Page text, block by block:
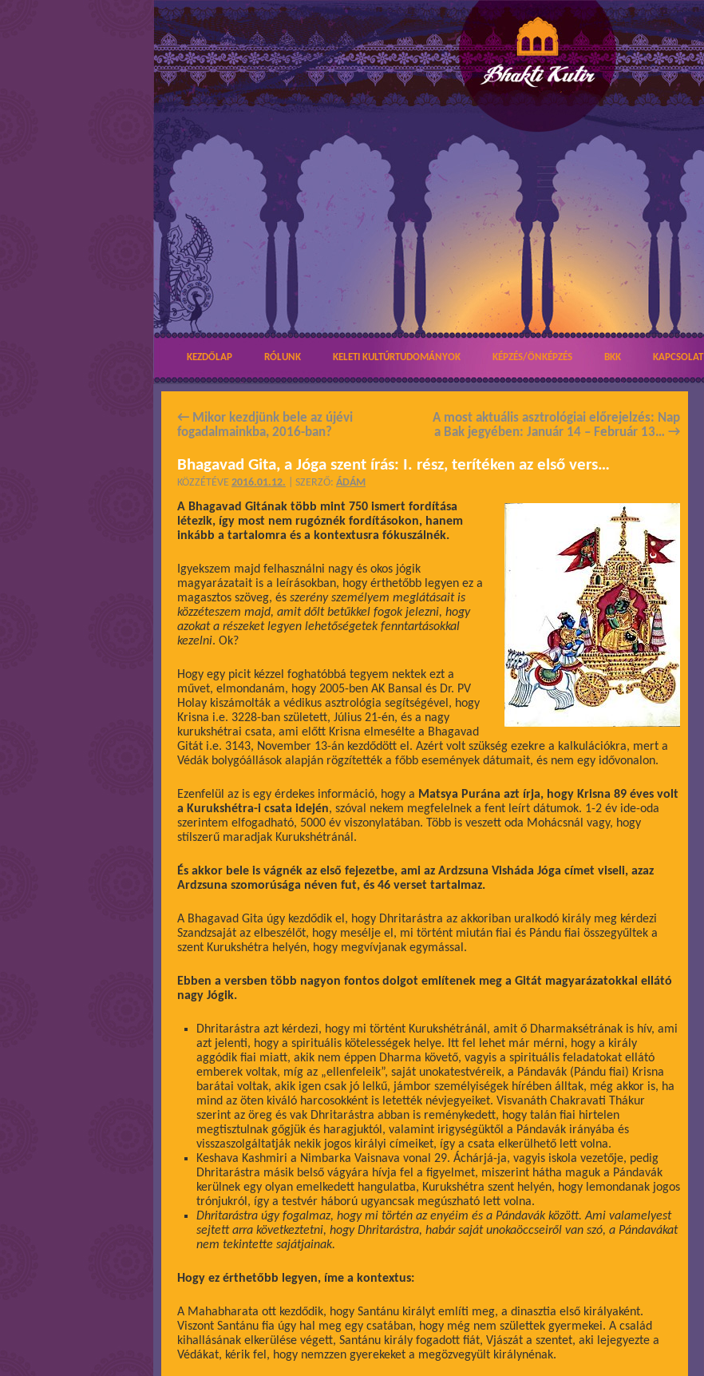
KEZDŐLAP RÓLUNK KELETI KULTÚRTUDOMÁNYOK KÉPZÉS/ÖNKÉPZÉS BKK KAPCSOLAT
← Mikor kezdjünk bele az újévi
fogadalmainkba, 2016-ban?
A most aktuális asztrológiai előrejelzés: Nap
a Bak jegyében: Január 14 – Február 13… →
Bhagavad Gita, a Jóga szent írás: I. rész, terítéken az első vers…
KÖZZÉTÉVE 2016.01.12. SZERZŐ: ÁDÁM
A Bhagavad Gitának több mint 750 ismert fordítása
létezik, így most nem rugóznék fordításokon, hanem
inkább a tartalomra és a kontextusra fókuszálnék.
Igyekszem majd felhasználni nagy és okos jógik
magyarázatait is a leírásokban, hogy érthetőbb legyen ez a
magasztos szöveg, és szerény személyem meglátásait is
közzéteszem majd, amit dőlt betűkkel fogok jelezni, hogy
azokat a részeket legyen lehetőségetek fenntartásokkal
kezelni. Ok?
Hogy egy picit kézzel foghatóbbá tegyem nektek ezt a
művet, elmondanám, hogy 2005-ben AK Bansal és Dr. PV
Holay kiszámolták a védikus asztrológia segítségével, hogy
Krisna i.e. 3228-ban született, Július 21-én, és a nagy
kurukshétrai csata, ami előtt Krisna elmesélte a Bhagavad
Gitát i.e. 3143, November 13-án kezdődött el. Azért volt szükség ezekre a kalkulációkra, mert a
Védák bolygóállások alapján rögzítették a főbb események dátumait, és nem egy idővonalon.
Ezenfelül az is egy érdekes információ, hogy a Matsya Purána azt írja, hogy Krisna 89 éves volt
a Kurukshétra-i csata idején, szóval nekem megfelelnek a fent leírt dátumok. 1-2 év ide-oda
szerintem elfogadható, 5000 év viszonylatában. Több is veszett oda Mohácsnál vagy, hogy
stílszerű maradjak Kurukshétránál.
És akkor bele is vágnék az első fejezetbe, ami az Ardzsuna Visháda Jóga címet viseli, azaz
Ardzsuna szomorúsága néven fut, és 46 verset tartalmaz.
A Bhagavad Gita úgy kezdődik el, hogy Dhritarástra az akkoriban uralkodó király meg kérdezi
Szandzsaját az elbeszélőt, hogy mesélje el, mi történt miután fiai és Pándu fiai összegyűltek a
szent Kurukshétra helyén, hogy megvívjanak egymással.
Ebben a versben több nagyon fontos dolgot említenek meg a Gitát magyarázatokkal ellátó
nagy Jógik.
Dhritarástra azt kérdezi, hogy mi történt Kurukshétránál, amit ő Dharmaksétrának is hív, ami
azt jelenti, hogy a spirituális kötelességek helye. Itt fel lehet már mérni, hogy a király
aggódik fiai miatt, akik nem éppen Dharma követő, vagyis a spirituális feladatokat ellátó
emberek voltak, míg az „ellenfeleik”, saját unokatestvéreik, a Pándavák (Pándu fiai) Krisna
barátai voltak, akik igen csak jó lelkű, jámbor személyiségek hírében álltak, még akkor is, ha
mind az öten kiváló harcosokként is letették névjegyeiket. Visvanáth Chakravati Thákur
szerint az öreg és vak Dhritarástra abban is reménykedett, hogy talán fiai hirtelen
megtisztulnak gőgjük és haragjuktól, valamint irigységüktől a Pándavák irányába és
visszaszolgáltatják nekik jogos királyi címeiket, így a csata elkerülhető lett volna.
Keshava Kashmiri a Nimbarka Vaisnava vonal 29. Áchárjá-ja, vagyis iskola vezetője, pedig
Dhritarástra másik belső vágyára hívja fel a figyelmet, miszerint hátha maguk a Pándavák
kerülnek egy olyan emelkedett hangulatba, Kurukshétra szent helyén, hogy lemondanak jogos
trónjukról, így a testvér háború ugyancsak megúszható lett volna.
Dhritarástra úgy fogalmaz, hogy mi történ az enyéim és a Pándavák között. Ami valamelyest
sejtett arra következtetni, hogy Dhritarástra, habár saját unokaöccseiről van szó, a Pándavákat
nem tekintette sajátjainak.
Hogy ez érthetőbb legyen, íme a kontextus:
A Mahabharata ott kezdődik, hogy Santánu királyt említi meg, a dinasztia első királyaként.
Viszont Santánu fia úgy hal meg egy csatában, hogy még nem születtek gyermekei. A család
kihallásának elkerülése végett, Santánu király fogadott fiát, Vjászát a szentet, aki lejegyezte a
Védákat, kérik fel, hogy nemzzen gyerekeket a megözvegyült királynénak.